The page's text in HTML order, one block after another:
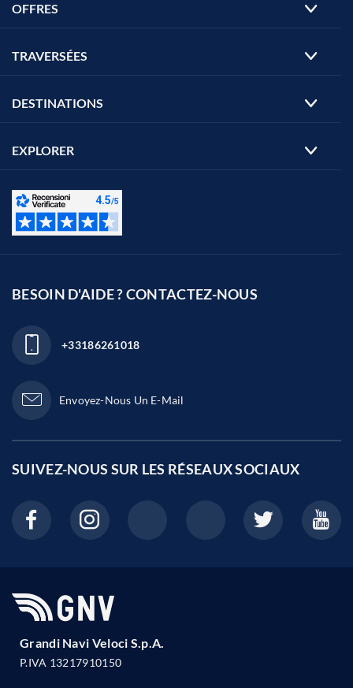
OFFRES
TRAVERSÉES
DESTINATIONS
EXPLORER
BESOIN D'AIDE ? CONTACTEZ-NOUS
+33186261018
Envoyez-Nous Un E-Mail
SUIVEZ-NOUS SUR LES RÉSEAUX SOCIAUX
Grandi Navi Veloci S.p.A.
P.IVA 13217910150